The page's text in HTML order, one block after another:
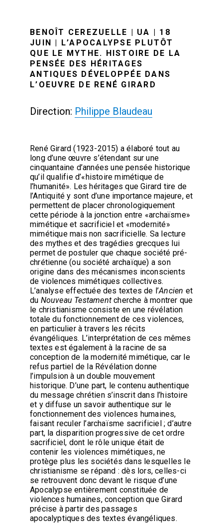
BENOÎT CEREZUELLE | UA | 18
JUIN | L’APOCALYPSE PLUTÔT
QUE LE MYTHE. HISTOIRE DE LA
PENSÉE DES HÉRITAGES
ANTIQUES DÉVELOPPÉE DANS
L’OEUVRE DE RENÉ GIRARD
Direction: Philippe Blaudeau
René Girard (1923-2015) a élaboré tout au
long d’une œuvre s’étendant sur une
cinquantaine d’années une pensée historique
qu’il qualifie d’«histoire mimétique de
l’humanité». Les héritages que Girard tire de
l’Antiquité y sont d’une importance majeure, et
permettent de placer chronologiquement
cette période à la jonction entre «archaïsme»
mimétique et sacrificiel et «modernité»
mimétique mais non sacrificielle. Sa lecture
des mythes et des tragédies grecques lui
permet de postuler que chaque société pré-
chrétienne (ou société archaïque) a son
origine dans des mécanismes inconscients
de violences mimétiques collectives.
L’analyse effectuée des textes de l’Ancien et
du Nouveau Testament cherche à montrer que
le christianisme consiste en une révélation
totale du fonctionnement de ces violences,
en particulier à travers les récits
évangéliques. L’interprétation de ces mêmes
textes est également à la racine de sa
conception de la modernité mimétique, car le
refus partiel de la Révélation donne
l’impulsion à un double mouvement
historique. D’une part, le contenu authentique
du message chrétien s’inscrit dans l’histoire
et y diffuse un savoir authentique sur le
fonctionnement des violences humaines,
faisant reculer l’archaïsme sacrificiel ; d’autre
part, la disparition progressive de cet ordre
sacrificiel, dont le rôle unique était de
contenir les violences mimétiques, ne
protège plus les sociétés dans lesquelles le
christianisme se répand : dès lors, celles-ci
se retrouvent donc devant le risque d’une
Apocalypse entièrement constituée de
violences humaines, conception que Girard
précise à partir des passages
apocalyptiques des textes évangéliques.